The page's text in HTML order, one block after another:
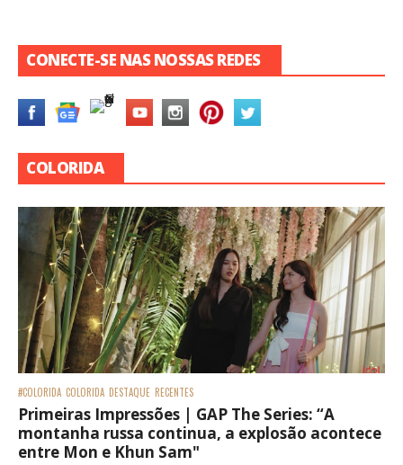
CONECTE-SE NAS NOSSAS REDES
COLORIDA
#COLORIDA COLORIDA DESTAQUE RECENTES
Primeiras Impressões | GAP The Series: “A
montanha russa continua, a explosão acontece
entre Mon e Khun Sam"